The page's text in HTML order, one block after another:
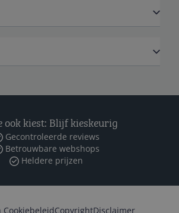
ook kiest: Blijf kieskeurig
Gecontroleerde reviews
Betrouwbare webshops
Heldere prijzen
CookiebeleidCopyrightDisclaimer